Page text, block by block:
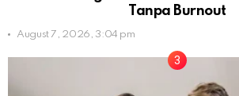
Tanpa Burnout
August 7, 2026, 3:04 pm